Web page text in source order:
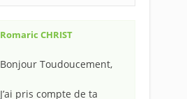
Romaric CHRIST
Bonjour Toudoucement,
J’ai pris compte de ta